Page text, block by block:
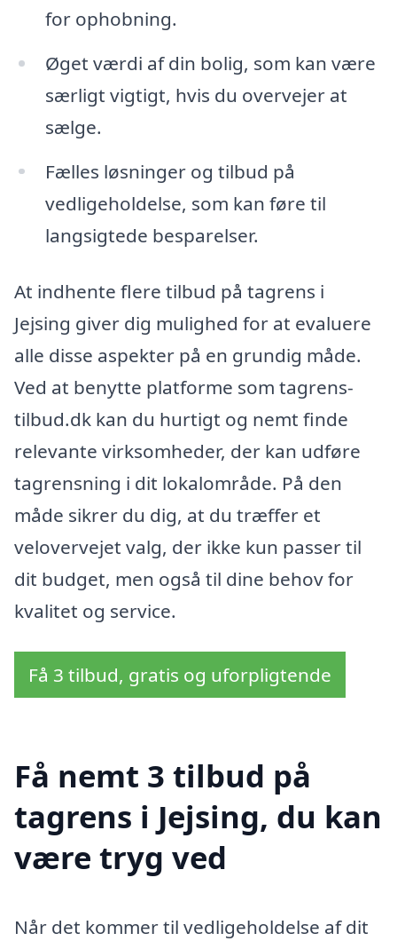
for ophobning.
Øget værdi af din bolig, som kan være
særligt vigtigt, hvis du overvejer at
sælge.
Fælles løsninger og tilbud på
vedligeholdelse, som kan føre til
langsigtede besparelser.
At indhente flere tilbud på tagrens i
Jejsing giver dig mulighed for at evaluere
alle disse aspekter på en grundig måde.
Ved at benytte platforme som tagrens-
tilbud.dk kan du hurtigt og nemt finde
relevante virksomheder, der kan udføre
tagrensning i dit lokalområde. På den
måde sikrer du dig, at du træffer et
velovervejet valg, der ikke kun passer til
dit budget, men også til dine behov for
kvalitet og service.
Få 3 tilbud, gratis og uforpligtende
Få nemt 3 tilbud på
tagrens i Jejsing, du kan
være tryg ved
Når det kommer til vedligeholdelse af dit